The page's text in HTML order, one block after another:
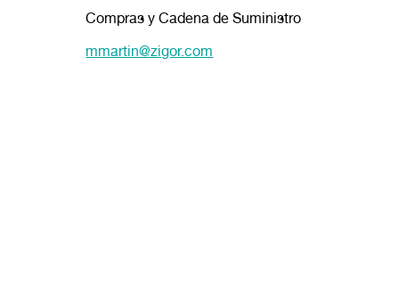
Compras y Cadena de Suministro
mmartin@zigor.com